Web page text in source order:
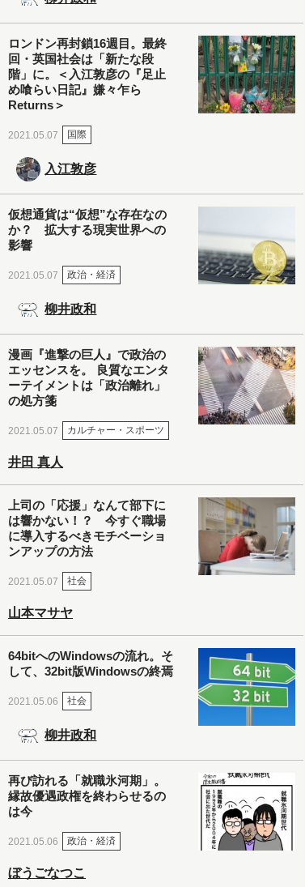
ロンドン再封鎖16週目。最終
回・英国社会は「新たな段
階」に。＜入江敦彦の『足止
め喰らい日記』嫌々乍ら
Returns＞
2021.05.07 国際
入江敦彦
仮想通貨は“仮想”な存在なの
か？ 拡大する現実世界への
影響
2021.05.07 政治・経済
柳井政和
漫画『進撃の巨人』で政治の
エッセンスを。 良質なエンタ
ーテイメントは「政治離れ」
の処方箋
2021.05.07 カルチャー・スポーツ
井田 真人
上司の「応援」なんて部下に
は響かない！？ 今すぐ職場
に導入するべきモチベーショ
ンアップの方法
2021.05.07 社会
山本マサヤ
64bitへのWindowsの流れ。そ
して、32bit版Windowsの終焉
2021.05.06 社会
柳井政和
再び訪れる「就職氷河期」。
縁故優遇政権を終わらせるの
は今
2021.05.06 政治・経済
ぼうごなつこ